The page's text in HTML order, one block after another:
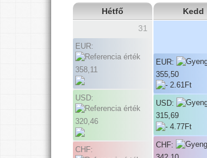
Hétfő Kedd
31
EUR:
358,11
USD:
320,46
CHF:
EUR:
355,50
USD:
315,69
CHF: